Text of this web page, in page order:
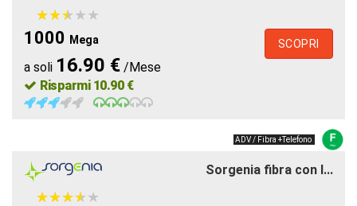
★★★★★
★★★★★
1000 Mega
a soli 16.90 € /Mese
Risparmi 10.90 €
SCOPRI
ADV / Fibra +Telefono
Sorgenia fibra con l...
★★★★★
★★★★★